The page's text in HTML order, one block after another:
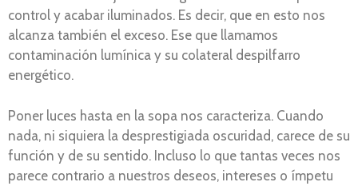
control y acabar iluminados. Es decir, que en esto nos
alcanza también el exceso. Ese que llamamos
contaminación lumínica y su colateral despilfarro
energético.
Poner luces hasta en la sopa nos caracteriza. Cuando
nada, ni siquiera la desprestigiada oscuridad, carece de su
función y de su sentido. Incluso lo que tantas veces nos
parece contrario a nuestros deseos, intereses o ímpetu